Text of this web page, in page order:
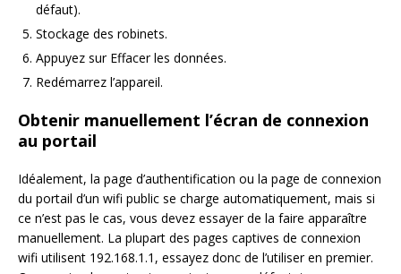
défaut).
Stockage des robinets.
Appuyez sur Effacer les données.
Redémarrez l’appareil.
Obtenir manuellement l’écran de connexion
au portail
Idéalement, la page d’authentification ou la page de connexion
du portail d’un wifi public se charge automatiquement, mais si
ce n’est pas le cas, vous devez essayer de la faire apparaître
manuellement. La plupart des pages captives de connexion
wifi utilisent 192.168.1.1, essayez donc de l’utiliser en premier.